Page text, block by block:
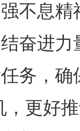
不息
奋进力
务，
，更好